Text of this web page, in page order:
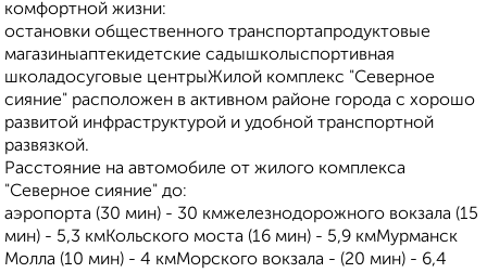
комфортной жизни:
остановки общественного транспортапродуктовые
магазиныаптекидетские садышколыспортивная
школадосуговые центрыЖилой комплекс "Северное
сияние" расположен в активном районе города с хорошо
развитой инфраструктурой и удобной транспортной
развязкой.
Расстояние на автомобиле от жилого комплекса
"Северное сияние" до:
аэропорта (30 мин) - 30 кмжелезнодорожного вокзала (15
мин) - 5,3 кмКольского моста (16 мин) - 5,9 кмМурманск
Молла (10 мин) - 4 кмМорского вокзала - (20 мин) - 6,4